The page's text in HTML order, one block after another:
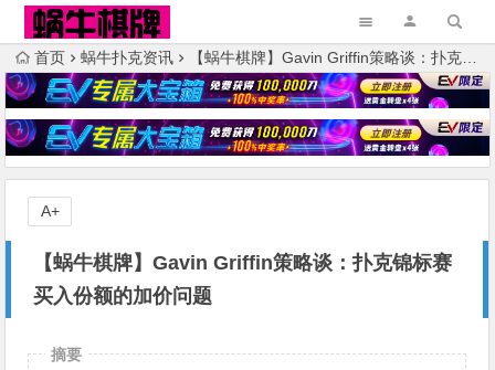
首页 蜗牛扑克资讯 【蜗牛棋牌】Gavin Griffin策略谈：扑克锦标赛买入份额的加价问题
【蜗牛棋牌】Gavin Griffin策略谈：扑克锦标赛
买入份额的加价问题
A+
摘要